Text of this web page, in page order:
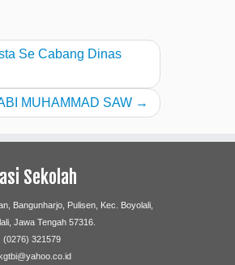
Se Cabang Dinas
MUHAMMAD SAW →
Sekolah
Bangunharjo, Pulisen, Kec. Boyolali,
Jawa Tengah 57316.
(0276) 321579